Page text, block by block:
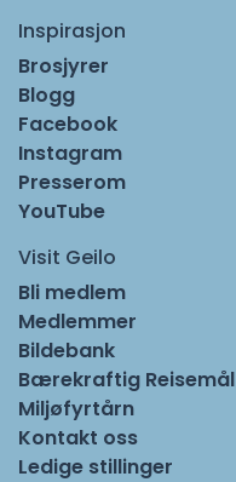
Inspirasjon
Brosjyrer
Blogg
Facebook
Instagram
Presserom
YouTube
Visit Geilo
Bli medlem
Medlemmer
Bildebank
Bærekraftig Reisemål
Miljøfyrtårn
Kontakt oss
Ledige stillinger